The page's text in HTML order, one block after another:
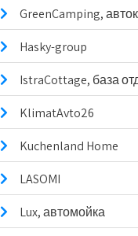
GreenCamping,
Hasky-group
IstraCottage, база
KlimatAvto26
Kuchenland Home
LASOMI
Lux, автомойка